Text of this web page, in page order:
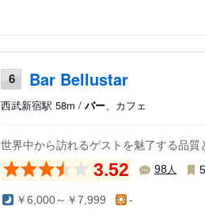
6 Bar Bellustar
西武新宿駅 58m / バー 、カフェ
世界中から訪れるゲストを魅了する品
3.52 98人
￥6,000～￥7,999 -